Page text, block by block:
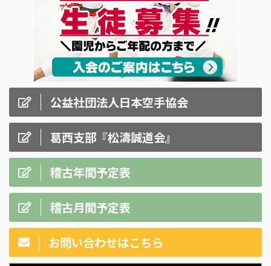
公益社団法人日本空手協会
葛西支部『松濤誠道会』
稽古年間予定表
稽古月間予定表
お問い合わせはこちら